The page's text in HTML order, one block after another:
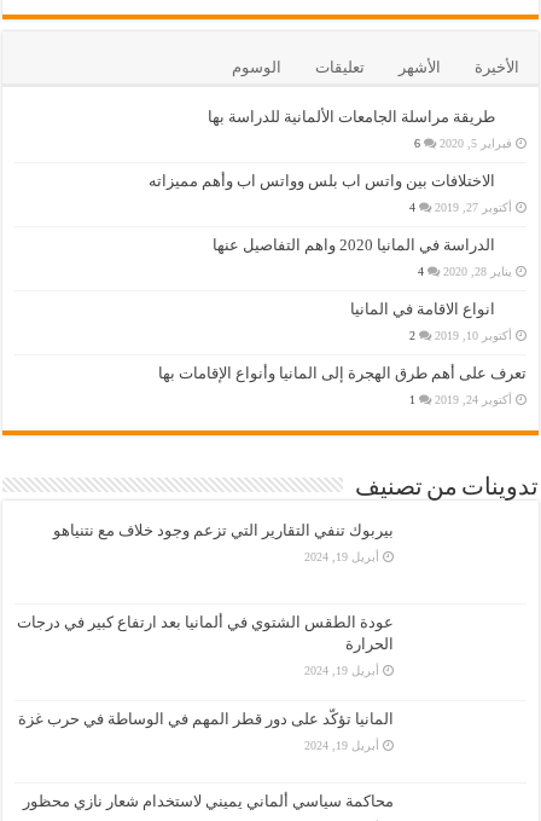
الأخيرة الأشهر تعليقات الوسوم
طريقة مراسلة الجامعات الألمانية للدراسة بها
فبراير 5, 2020 6
الاختلافات بين واتس اب بلس وواتس اب وأهم مميزاته
أكتوبر 27, 2019 4
الدراسة في المانيا 2020 واهم التفاصيل عنها
يناير 28, 2020 4
انواع الاقامة في المانيا
أكتوبر 10, 2019 2
تعرف على أهم طرق الهجرة إلى المانيا وأنواع الإقامات بها
أكتوبر 24, 2019 1
تدوينات من تصنيف
بيربوك تنفي التقارير التي تزعم وجود خلاف مع نتنياهو
أبريل 19, 2024
عودة الطقس الشتوي في ألمانيا بعد ارتفاع كبير في درجات
الحرارة
أبريل 19, 2024
المانيا تؤكّد على دور قطر المهم في الوساطة في حرب غزة
أبريل 19, 2024
محاكمة سياسي ألماني يميني لاستخدام شعار نازي محظور